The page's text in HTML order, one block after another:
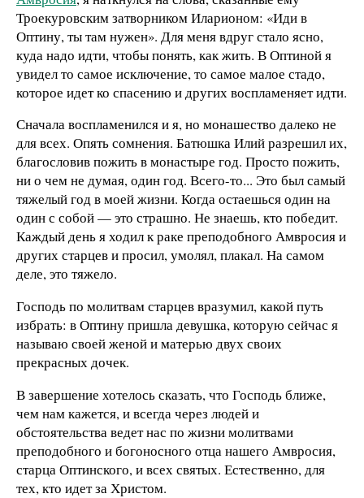
Троекуровским затворником Иларионом: «Иди в
Оптину, ты там нужен». Для меня вдруг стало ясно,
куда надо идти, чтобы понять, как жить. В Оптиной я
увидел то самое исключение, то самое малое стадо,
которое идет ко спасению и других воспламеняет идти.
Сначала воспламенился и я, но монашество далеко не
для всех. Опять сомнения. Батюшка Илий разрешил их,
благословив пожить в монастыре год. Просто пожить,
ни о чем не думая, один год. Всего-то... Это был самый
тяжелый год в моей жизни. Когда остаешься один на
один с собой — это страшно. Не знаешь, кто победит.
Каждый день я ходил к раке преподобного Амвросия и
других старцев и просил, умолял, плакал. На самом
деле, это тяжело.
Господь по молитвам старцев вразумил, какой путь
избрать: в Оптину пришла девушка, которую сейчас я
называю своей женой и матерью двух своих
прекрасных дочек.
В завершение хотелось сказать, что Господь ближе,
чем нам кажется, и всегда через людей и
обстоятельства ведет нас по жизни молитвами
преподобного и богоносного отца нашего Амвросия,
старца Оптинского, и всех святых. Естественно, для
тех, кто идет за Христом.